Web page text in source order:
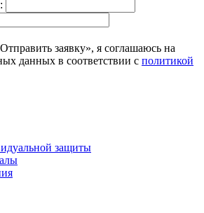
заявку», я соглашаюсь на
данных в соответствии с политикой
защиты